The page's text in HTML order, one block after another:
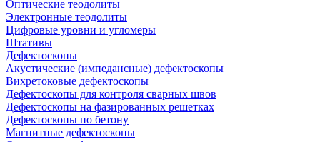
Оптические теодолиты
Электронные теодолиты
Цифровые уровни и угломеры
Штативы
Дефектоскопы
Акустические (импедансные) дефектоскопы
Вихретоковые дефектоскопы
Дефектоскопы для контроля сварных швов
Дефектоскопы на фазированных решетках
Дефектоскопы по бетону
Магнитные дефектоскопы